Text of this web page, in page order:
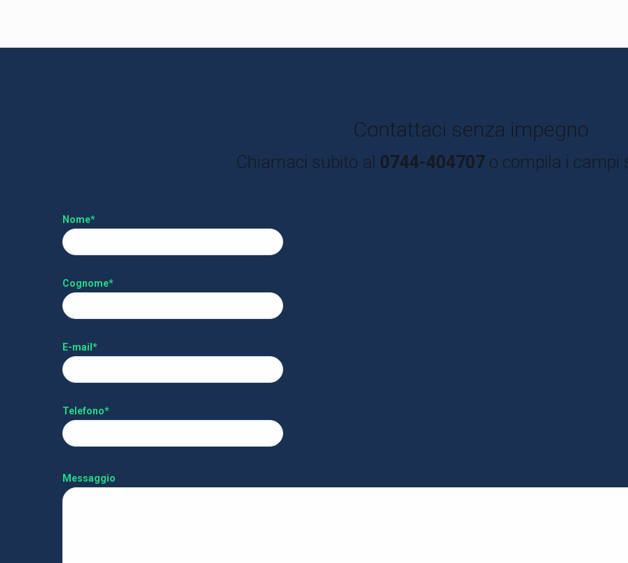
Contattaci senza impegno
Chiamaci subito al 0744-404707o compila i campi
Nome*
Cognome*
E-mail*
Telefono*
Messaggio